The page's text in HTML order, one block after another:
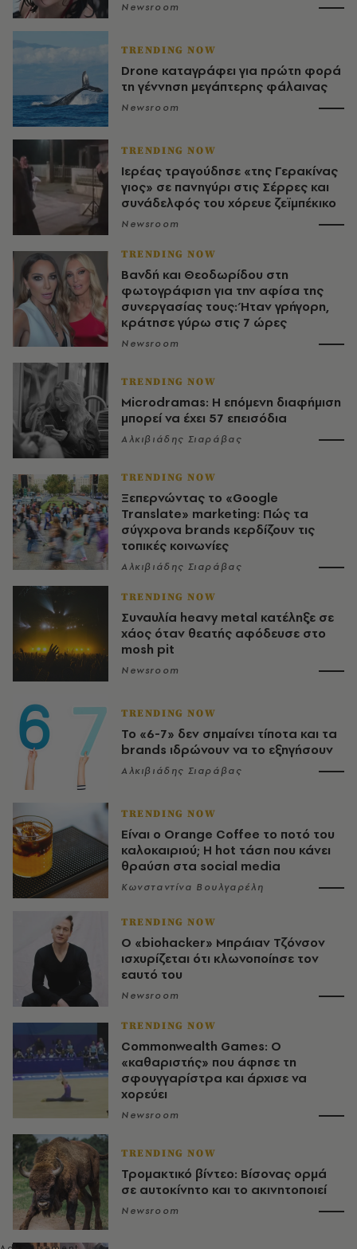
Newsroom
TRENDING NOW
Drone καταγράφει για πρώτη φορά
τη γέννηση μεγάπτερης φάλαινας
Newsroom
TRENDING NOW
Ιερέας τραγούδησε «της Γερακίνας
γιος» σε πανηγύρι στις Σέρρες και
συνάδελφός του χόρευε ζεϊμπέκικο
Newsroom
TRENDING NOW
Βανδή και Θεοδωρίδου στη
φωτογράφιση για την αφίσα της
συνεργασίας τους: Ήταν γρήγορη,
κράτησε γύρω στις 7 ώρες
Newsroom
TRENDING NOW
Microdramas: Η επόμενη διαφήμιση
μπορεί να έχει 57 επεισόδια
Αλκιβιάδης Σιαράβας
TRENDING NOW
Ξεπερνώντας το «Google
Translate» marketing: Πώς τα
σύγχρονα brands κερδίζουν τις
τοπικές κοινωνίες
Αλκιβιάδης Σιαράβας
TRENDING NOW
Συναυλία heavy metal κατέληξε σε
χάος όταν θεατής αφόδευσε στο
mosh pit
Newsroom
TRENDING NOW
Το «6-7» δεν σημαίνει τίποτα και τα
brands ιδρώνουν να το εξηγήσουν
Αλκιβιάδης Σιαράβας
TRENDING NOW
Είναι ο Orange Coffee το ποτό του
καλοκαιριού; Η hot τάση που κάνει
θραύση στα social media
Κωνσταντίνα Βουλγαρέλη
TRENDING NOW
Ο «biohacker» Μπράιαν Τζόνσον
ισχυρίζεται ότι κλωνοποίησε τον
εαυτό του
Newsroom
TRENDING NOW
Commonwealth Games: Ο
«καθαριστής» που άφησε τη
σφουγγαρίστρα και άρχισε να
χορεύει
Newsroom
TRENDING NOW
Τρομακτικό βίντεο: Βίσονας ορμά
σε αυτοκίνητο και το ακινητοποιεί
Newsroom